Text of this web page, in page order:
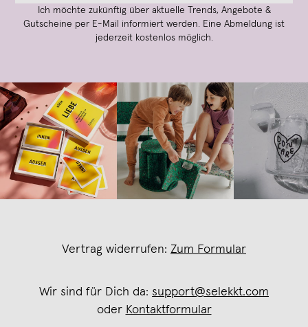
Ich möchte zukünftig über aktuelle Trends, Angebote &
Gutscheine per E-Mail informiert werden. Eine Abmeldung ist
jederzeit kostenlos möglich.
Vertrag widerrufen: Zum Formular
Wir sind für Dich da: support@selekkt.com
oder Kontaktformular